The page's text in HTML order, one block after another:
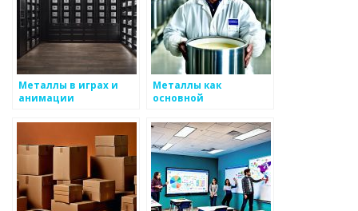
Металлы в играх и
анимации
Металлы как
основной
материал